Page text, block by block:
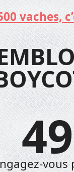
vaches,